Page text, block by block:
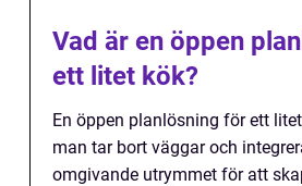
Vad är en öppen
ett litet kök?
En öppen planlösning för ett
man tar bort väggar och
omgivande utrymmet för att